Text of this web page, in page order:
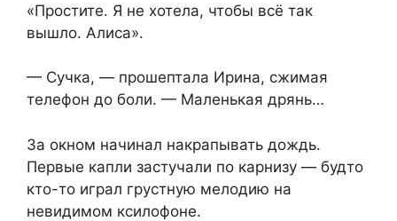
«Простите. Я не хотела, чтобы всё так
вышло. Алиса».
— Сучка, — прошептала Ирина, сжимая
телефон до боли. — Маленькая дрянь…
За окном начинал накрапывать дождь.
Первые капли застучали по карнизу — будто
кто-то играл грустную мелодию на
невидимом ксилофоне.